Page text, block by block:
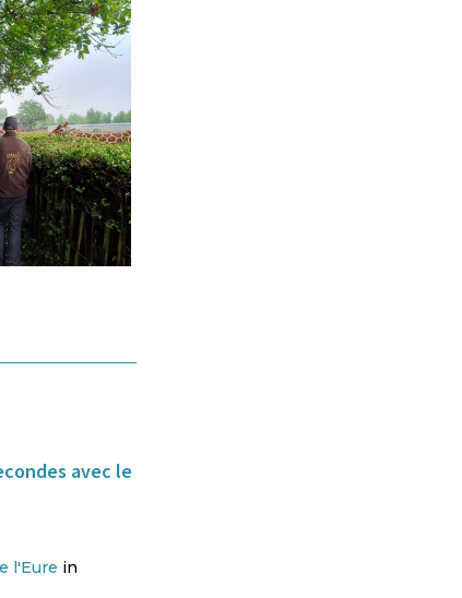
l'Eure in